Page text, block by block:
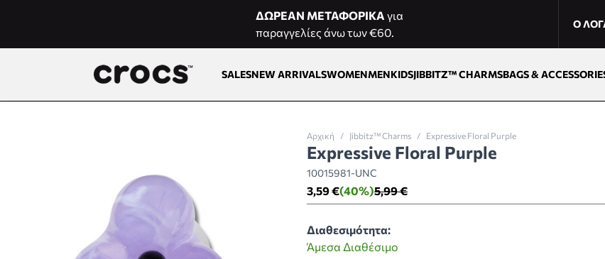
ΔΩΡΕΑΝ ΜΕΤΑΦΟΡΙΚΑ για
παραγγελίες άνω των €60.
Ο
SALESNEW ARRIVALSWOMENMENKIDSJIBBITZ™ CHARMSBAGS &
Αρχική / Jibbitz™ Charms / Expressive Floral Purple
Expressive Floral Purple
10015981-UNC
5,99 €
(40%)
3,59 €
Διαθεσιμότητα:
Άμεσα Διαθέσιμο